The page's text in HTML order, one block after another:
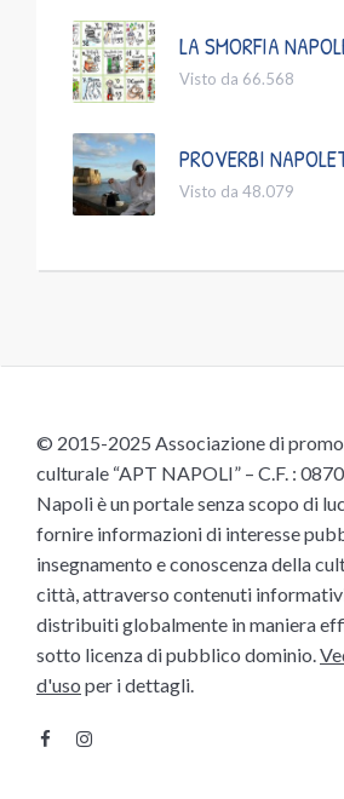
LA SMORFIA
Visto da 66.568
PROVERBI
Visto da 48.079
© 2015-2025 Associazione di
culturale “APT NAPOLI” – C.F. :
Napoli è un portale senza scopo di
fornire informazioni di interesse
insegnamento e conoscenza della
città, attraverso contenuti
distribuiti globalmente in maniera
sotto licenza di pubblico dominio.
d'uso per i dettagli.